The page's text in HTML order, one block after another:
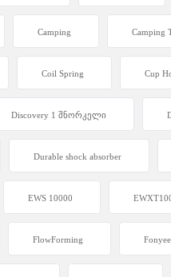
Camping Camping
Coil Spring Cup
Discovery 1 შნორკელი
Durable shock absorber
EWS 10000
FlowForming